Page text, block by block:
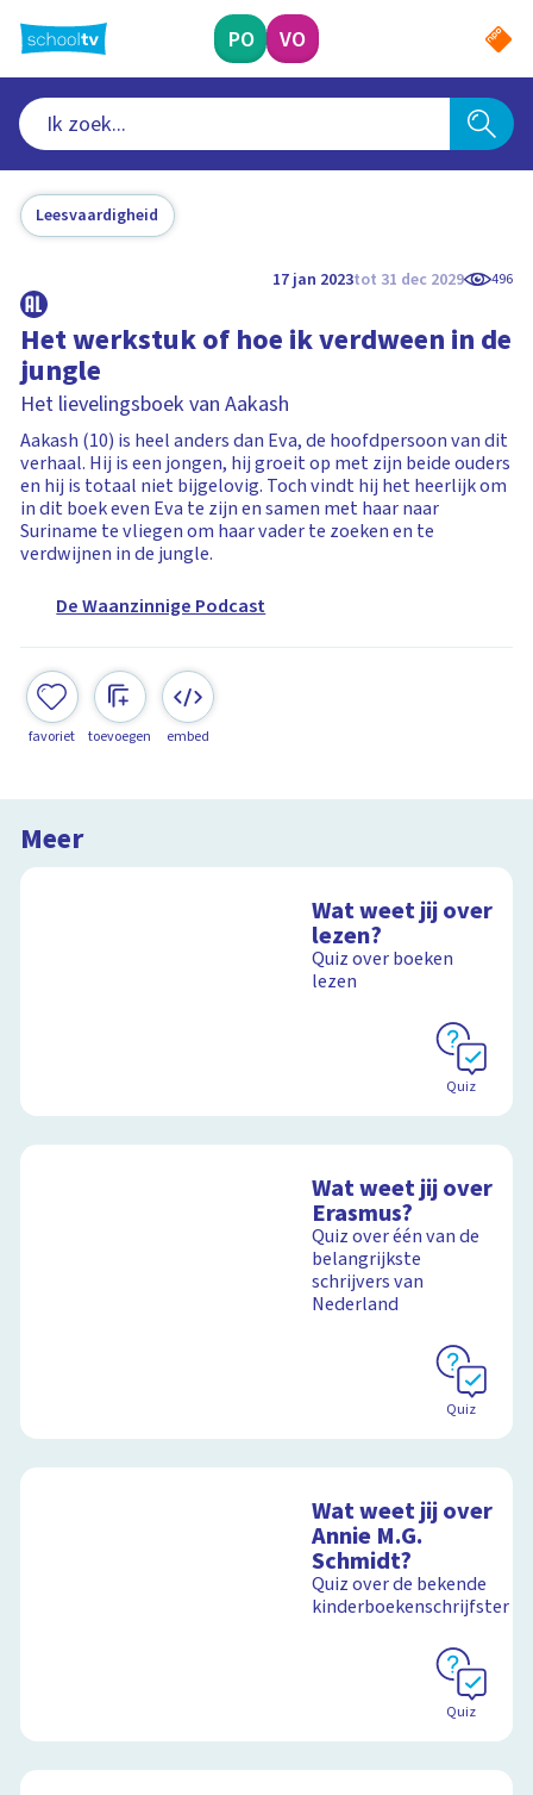
naar
hoofdinhoud
PO VO
Leesvaardigheid
17 jan 2023tot 31 dec 2029 496
Het werkstuk of hoe ik verdween in de
jungle
Het lievelingsboek van Aakash
Aakash (10) is heel anders dan Eva, de hoofdpersoon van dit
verhaal. Hij is een jongen, hij groeit op met zijn beide ouders
en hij is totaal niet bijgelovig. Toch vindt hij het heerlijk om
in dit boek even Eva te zijn en samen met haar naar
Suriname te vliegen om haar vader te zoeken en te
verdwijnen in de jungle.
De Waanzinnige Podcast
favoriet toevoegen embed
Meer
Wat weet jij over
lezen?
Quiz over boeken
lezen
Quiz
Wat weet jij over
Erasmus?
Quiz over één van de
belangrijkste
schrijvers van
Nederland
Quiz
Wat weet jij over
Annie M.G.
Schmidt?
Quiz over de bekende
kinderboekenschrijfster
Quiz